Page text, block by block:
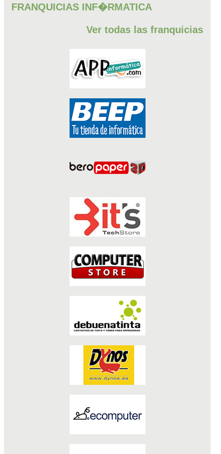
FRANQUICIAS INF�RMATICA
Ver todas las franquicias